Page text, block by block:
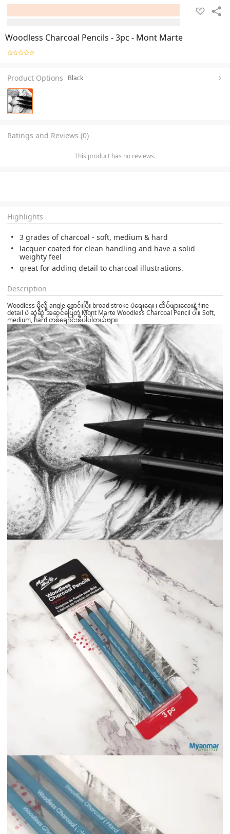
Woodless Charcoal Pencils - 3pc - Mont Marte
Product Options Black
Ratings and Reviews (0)
This product has no reviews.
Highlights
3 grades of charcoal - soft, medium & hard
lacquer coated for clean handling and have a solid
weighty feel
great for adding detail to charcoal illustrations.
Description
Woodless မို့လို့ angle စောင်းပြီး broad stroke ပဲရေးရေး ၊ ထိပ်ဖျားလေးနဲ့ fine
detail ပဲ ဆွဲဆွဲ အဆင်ပြေတဲ့ Mont Marte Woodless Charcoal Pencil ပါ။ Soft,
medium, hard တစ်ချောင်းစီပါပါတယ်ဗျာ။